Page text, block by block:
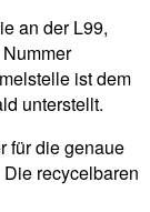
an der L99,
ist dem
unterstellt.
für die genaue
recycelbaren